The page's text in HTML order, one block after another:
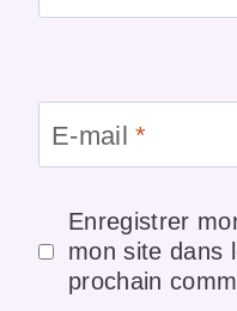
E-mail*
Enregistrer
mon site dans
prochain